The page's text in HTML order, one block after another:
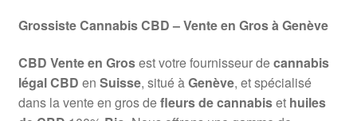
Grossiste Cannabis CBD – Vente en Gros à Genève
CBD Vente en Grosest votre fournisseur decannabis
légal CBD en Suisse, situé àGenève, et spécialisé
dans la vente en gros defleurs de cannabiset huiles